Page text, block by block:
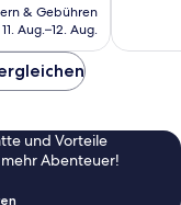
Preis
beträgt
& Gebühren
11. Aug.–12. Aug.
und Vorteile
Abenteuer!